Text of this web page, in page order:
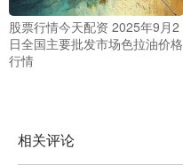
股票行情今天配资 2025年9月2
日全国主要批发市场色拉油价格
行情
相关评论